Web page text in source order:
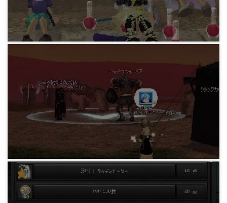
15 years ago
ブルーゴーストは怖くない(L)
15 years ago
MABIBATTLE